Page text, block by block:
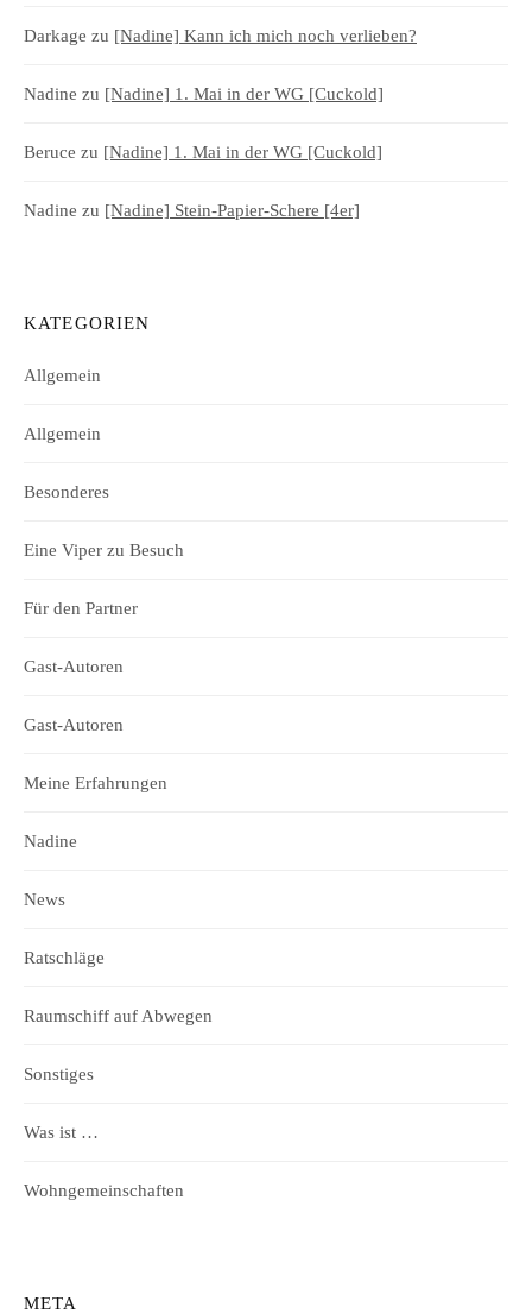
Darkage zu [Nadine] Kann ich mich noch verlieben?
Nadine zu [Nadine] 1. Mai in der WG [Cuckold]
Beruce zu [Nadine] 1. Mai in der WG [Cuckold]
Nadine zu [Nadine] Stein-Papier-Schere [4er]
KATEGORIEN
Allgemein
Allgemein
Besonderes
Eine Viper zu Besuch
Für den Partner
Gast-Autoren
Gast-Autoren
Meine Erfahrungen
Nadine
News
Ratschläge
Raumschiff auf Abwegen
Sonstiges
Was ist …
Wohngemeinschaften
META